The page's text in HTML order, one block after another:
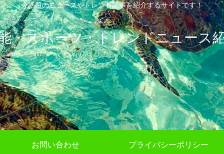
今話題のニュースやトレンド記事を紹介するサイトです！
・スポーツ・トレンドニュース
お問い合わせ プライバシーポリシー